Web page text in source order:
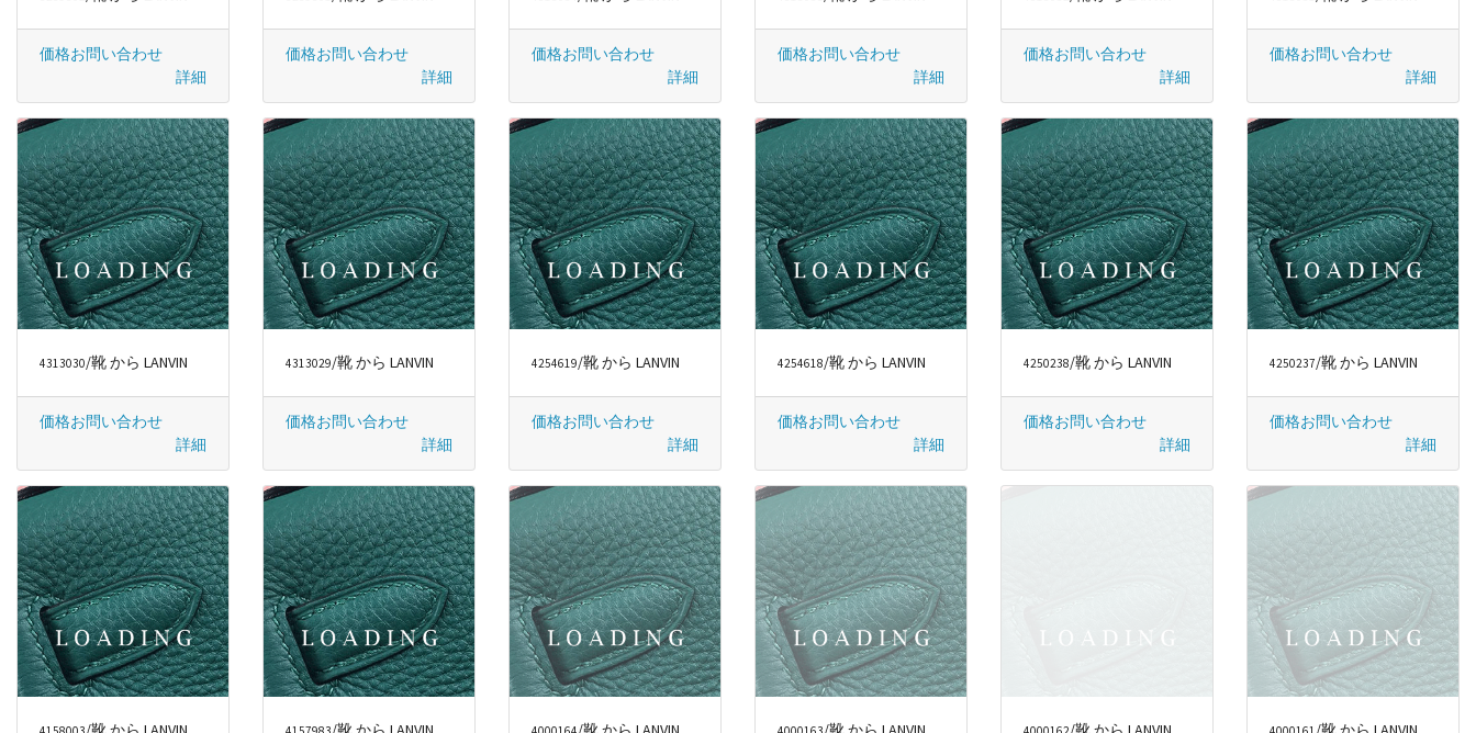
価格お問い合わせ
詳細
価格お問い合わせ
詳細
価格お問い合わせ
詳細
価格お問い合わせ
詳細
価格お問い合わせ
詳細
価格お問い合わせ
詳細
4313030/靴 から LANVIN
価格お問い合わせ
詳細
4313029/靴 から LANVIN
価格お問い合わせ
詳細
4254619/靴 から LANVIN
価格お問い合わせ
詳細
4254618/靴 から LANVIN
価格お問い合わせ
詳細
4250238/靴 から LANVIN
価格お問い合わせ
詳細
4250237/靴 から LANVIN
価格お問い合わせ
詳細